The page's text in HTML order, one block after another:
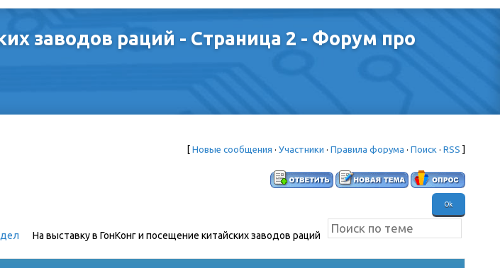
заводов раций - Страница 2 - Форум про
[ Новые сообщения · Участники · Правила форума · Поиск · RSS ]
На выставку в ГонКонг и посещение китайских заводов раций